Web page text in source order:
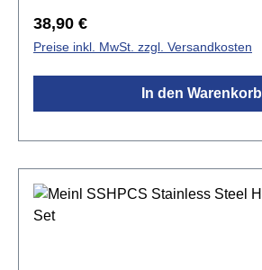
Regulärer Preis:
38,90 €
Preise inkl. MwSt. zzgl. Versandkosten
In den Warenkorb